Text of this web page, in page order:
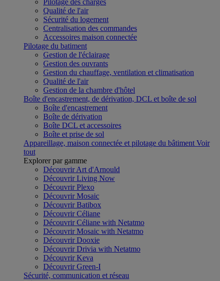
Pilotage des charges
Qualité de l'air
Sécurité du logement
Centralisation des commandes
Accessoires maison connectée
Pilotage du batiment
Gestion de l'éclairage
Gestion des ouvrants
Gestion du chauffage, ventilation et climatisation
Qualité de l'air
Gestion de la chambre d'hôtel
Boîte d'encastrement, de dérivation, DCL et boîte de sol
Boîte d'encastrement
Boîte de dérivation
Boîte DCL et accessoires
Boîte et prise de sol
Appareillage, maison connectée et pilotage du bâtiment Voir
tout
Explorer par gamme
Découvrir Art d'Arnould
Découvrir Living Now
Découvrir Plexo
Découvrir Mosaic
Découvrir Batibox
Découvrir Céliane
Découvrir Céliane with Netatmo
Découvrir Mosaic with Netatmo
Découvrir Dooxie
Découvrir Drivia with Netatmo
Découvrir Keva
Découvrir Green-I
Sécurité, communication et réseau